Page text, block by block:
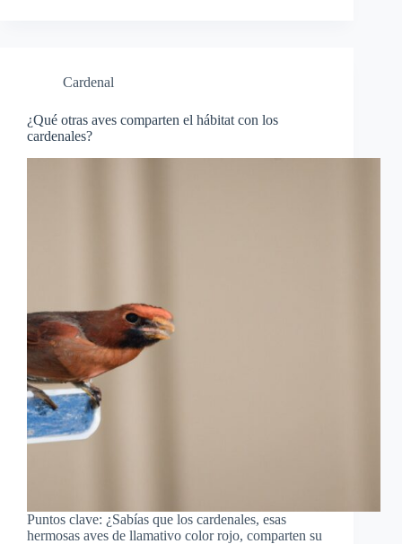
Cardenal
¿Qué otras aves comparten el hábitat con los
cardenales?
Puntos clave: ¿Sabías que los cardenales, esas
hermosas aves de llamativo color rojo, comparten su